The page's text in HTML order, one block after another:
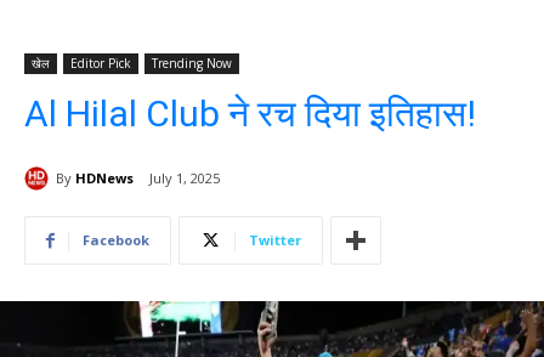
खेल Editor Pick Trending Now
Al Hilal Club ने रच दिया इतिहास!
By HDNews July 1, 2025
Facebook Twitter